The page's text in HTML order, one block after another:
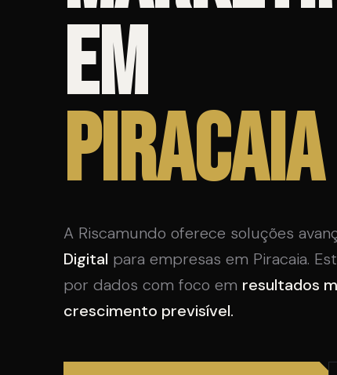
em
Piracaia
A Riscamundo oferece soluções
Digital para empresas em Piracaia.
por dados com foco em resultados
crescimento previsível.